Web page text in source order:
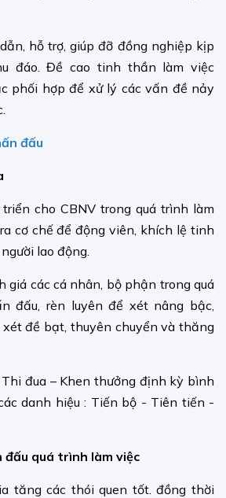
hỗ trợ, giúp đỡ đồng nghiệp kịp
đáo. Đề cao tinh thần làm việc
phối hợp để xử lý các vấn đề nảy
đấu
cho CBNV trong quá trình làm
cơ chế để động viên, khích lệ tinh
lao động.
giá các cá nhân, bộ phận trong quá
đấu, rèn luyên để xét nâng bậc,
đề bạt, thuyên chuyển và thăng
đua – Khen thưởng định kỳ bình
danh hiệu : Tiến bộ - Tiên tiến -
đấu quá trình làm việc
tăng các thói quen tốt. đồng thời